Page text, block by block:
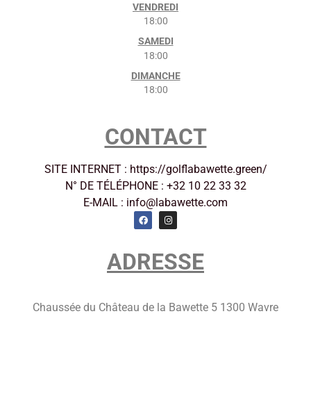
VENDREDI
18:00
SAMEDI
18:00
DIMANCHE
18:00
CONTACT
SITE INTERNET : https://golflabawette.green/
N° DE TÉLÉPHONE : +32 10 22 33 32
E-MAIL : info@labawette.com
ADRESSE
Chaussée du Château de la Bawette 5 1300 Wavre